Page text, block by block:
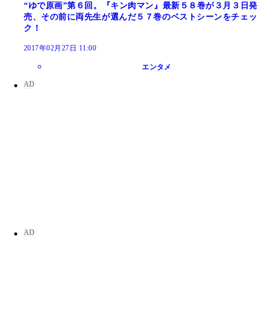
“ゆで原画”第６回。『キン肉マン』最新５８巻が３月３日発
売、その前に両先生が選んだ５７巻のベストシーンをチェッ
ク！
2017年02月27日 11:00
エンタメ